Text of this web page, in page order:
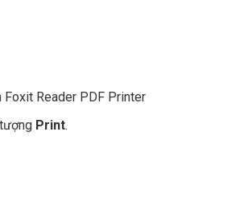
Foxit Reader PDF Printer
Print.